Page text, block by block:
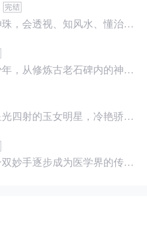
房产销售员顾铭得先天神珠，会透视、知风水、懂治病、有神通，开始逆袭人生。
一个从边陲小城走出的少年，从修炼古老石碑内的神秘一式开始，一路高歌狂飙，打造一片属于自己的天下……
温柔大方的美女校长，星光四射的玉女明星，冷艳骄傲的美女特工，一个二个，全都跑来，撒娇撒赖的要他做她们的私房保镖，这是为什么呢？
一个医院的临时工，凭一双妙手逐步成为医学界的传奇！ 一个社会底层的小人物，靠一腔热血成为人世间的枭王！ 当佛已经无能为力，便由我来普渡众生——杨风。